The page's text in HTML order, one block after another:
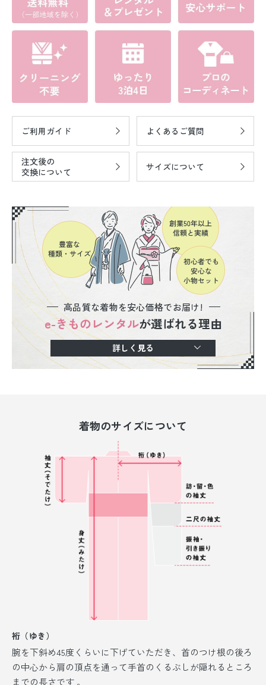
ご利用ガイド よくあるご質問
注文後の
交換について
サイズについて
高品質な着物を安心価格でお届け!
e-きものレンタルが選ばれる理由
詳しく見る
着物のサイズについて
裄（ゆき）
腕を下斜め45度くらいに下げていただき、首のつけ根の後ろ
の中心から肩の頂点を通って手首のくるぶしが隠れるところ
までの長さです 。